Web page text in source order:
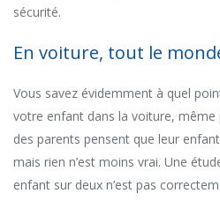
sécurité.
En voiture, tout le
Vous savez évidemment à quel
votre enfant dans la voiture,
des parents pensent que leur
mais rien n’est moins vrai. Une
enfant sur deux n’est pas